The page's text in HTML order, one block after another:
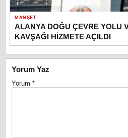
MANŞET
ALANYA DOĞU ÇEVRE YOLU
KAVŞAĞI HİZMETE AÇILDI
Yorum Yaz
Yorum *